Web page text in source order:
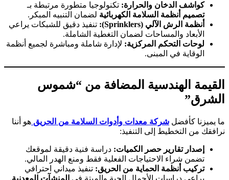
كواشف الدخان والحرارة: تكنولوجيا متطورة مرتبطة بـ
تصميم أنظمة السلامة الكهربائية لضمان التنبيه المبكر.
أنظمة الرش الآلي (Sprinklers):
تنفيذ دقيق للشبكات يراعي
الأبعاد والمساحات لضمان التغطية الشاملة.
لوحات التحكم المركزية: لإدارة شاملة ومباشرة لجميع أنظمة
الوقاية في المبنى.
القيمة الهندسية المضافة من “شموس
الشرق”
ما يميزنا كأفضل شركة معدات وأدوات السلامة من الحريق هو أننا
نرافقك من التخطيط إلى التنفيذ:
إصدار تقارير حصر الكميات: دراسة فنية دقيقة لموقعك
تضمن شراء الاحتياجات الفعلية فقط ومنع الهدر المالي.
تركيب أنظمة الحماية من الحريق: تنفيذ ميداني احترافي